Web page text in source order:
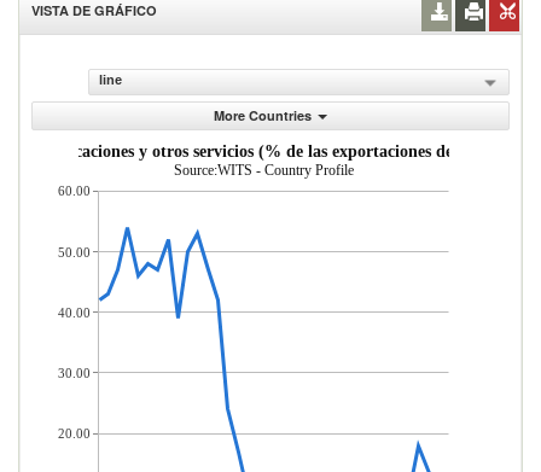
VISTA DE GRÁFICO
line
More Countries
comunicaciones y otros servicios (% de las exportaciones de servicios
Source:WITS - Country Profile
60.00
50.00
40.00
30.00
20.00